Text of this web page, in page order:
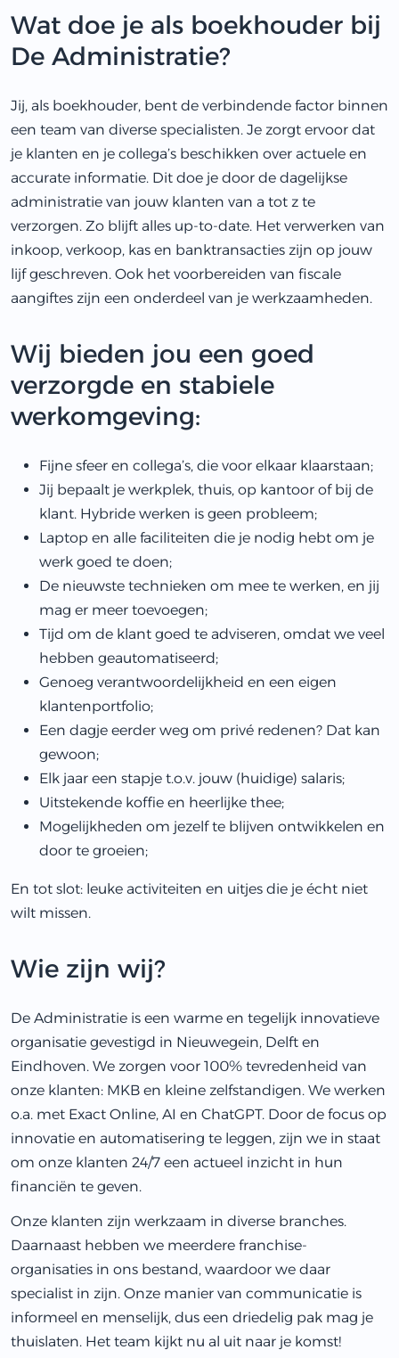
Wat doe je als boekhouder bij
De Administratie?
Jij, als boekhouder, bent de verbindende factor binnen
een team van diverse specialisten. Je zorgt ervoor dat
je klanten en je collega’s beschikken over actuele en
accurate informatie. Dit doe je door de dagelijkse
administratie van jouw klanten van a tot z te
verzorgen. Zo blijft alles up-to-date. Het verwerken van
inkoop, verkoop, kas en banktransacties zijn op jouw
lijf geschreven. Ook het voorbereiden van fiscale
aangiftes zijn een onderdeel van je werkzaamheden.​
Wij bieden jou een goed
verzorgde en stabiele
werkomgeving:
Fijne sfeer en collega’s, die voor elkaar klaarstaan;
Jij bepaalt je werkplek, thuis, op kantoor of bij de
klant. Hybride werken is geen probleem;
Laptop en alle faciliteiten die je nodig hebt om je
werk goed te doen;
De nieuwste technieken om mee te werken, en jij
mag er meer toevoegen;
Tijd om de klant goed te adviseren, omdat we veel
hebben geautomatiseerd;
Genoeg verantwoordelijkheid en een eigen
klantenportfolio;
Een dagje eerder weg om privé redenen? Dat kan
gewoon;
Elk jaar een stapje t.o.v. jouw (huidige) salaris;
Uitstekende koffie en heerlijke thee;
Mogelijkheden om jezelf te blijven ontwikkelen en
door te groeien;
En tot slot: leuke activiteiten en uitjes die je écht niet
wilt missen.
Wie zijn wij?
De Administratie is een warme en tegelijk innovatieve
organisatie gevestigd in Nieuwegein, Delft en
Eindhoven. We zorgen voor 100% tevredenheid van
onze klanten: MKB en kleine zelfstandigen. We werken
o.a. met Exact Online, AI en ChatGPT. Door de focus op
innovatie en automatisering te leggen, zijn we in staat
om onze klanten 24/7 een actueel inzicht in hun
financiën te geven.
Onze klanten zijn werkzaam in diverse branches.
Daarnaast hebben we meerdere franchise-
organisaties in ons bestand, waardoor we daar
specialist in zijn. Onze manier van communicatie is
informeel en menselijk, dus een driedelig pak mag je
thuislaten. Het team kijkt nu al uit naar je komst!